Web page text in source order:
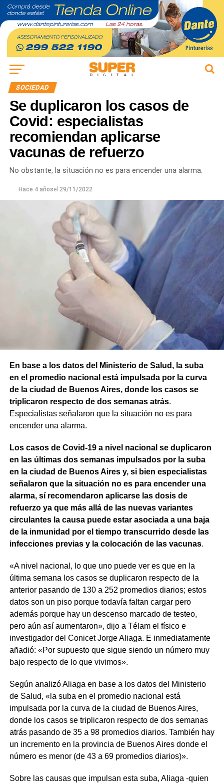
SOCIEDAD
Se duplicaron los casos de
Covid: especialistas
recomiendan aplicarse
vacunas de refuerzo
No obstante, la situación no es para encender una alarma.
Hace 4 añosel 29/11/2022
En base a los datos del Ministerio de Salud, la suba
en el promedio nacional está impulsada por la curva
de la ciudad de Buenos Aires, donde los casos se
triplicaron respecto de dos semanas atrás.
Especialistas señalaron que la situación no es para
encender una alarma.
Los casos de Covid-19 a nivel nacional se duplicaron
en las últimas dos semanas impulsados por la suba
en la ciudad de Buenos Aires y, si bien especialistas
señalaron que la situación no es para encender una
alarma, sí recomendaron aplicarse las dosis de
refuerzo ya que más allá de las nuevas variantes
circulantes la causa puede estar asociada a una baja
de la inmunidad por el tiempo transcurrido desde las
infecciones previas y la colocación de las vacunas.
«A nivel nacional, lo que uno puede ver es que en la
última semana los casos se duplicaron respecto de la
anterior pasando de 130 a 252 promedios diarios; estos
datos son un piso porque todavía faltan cargar pero
además porque hay un descenso marcado de testeo,
pero aún así aumentaron», dijo a Télam el físico e
investigador del Conicet Jorge Aliaga. E inmediatamente
añadió: «Por supuesto que sigue siendo un número muy
bajo respecto de lo que vivimos».
Según analizó Aliaga en base a los datos del Ministerio
de Salud, «la suba en el promedio nacional está
impulsada por la curva de la ciudad de Buenos Aires,
donde los casos se triplicaron respecto de dos semanas
atrás pasando de 35 a 98 promedios diarios. También hay
un incremento en la provincia de Buenos Aires donde el
número es menor (de 43 a 69 promedios diarios)».
Sobre las causas que impulsan esta suba, Aliaga -quien